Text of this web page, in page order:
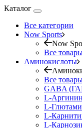
Каталог
Все категории
Now Sports
Now
Все
Аминокислоты
Все
GABA
L-Аргинин
L-
L-
L-